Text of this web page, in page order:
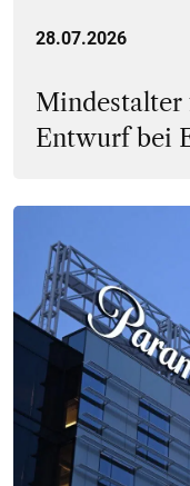
28.07.2026
Mindestalter
Entwurf bei